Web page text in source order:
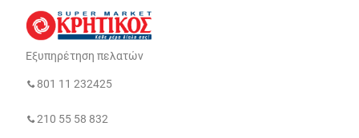
Εξυπηρέτηση πελατών
801 11 232425
210 55 58 832